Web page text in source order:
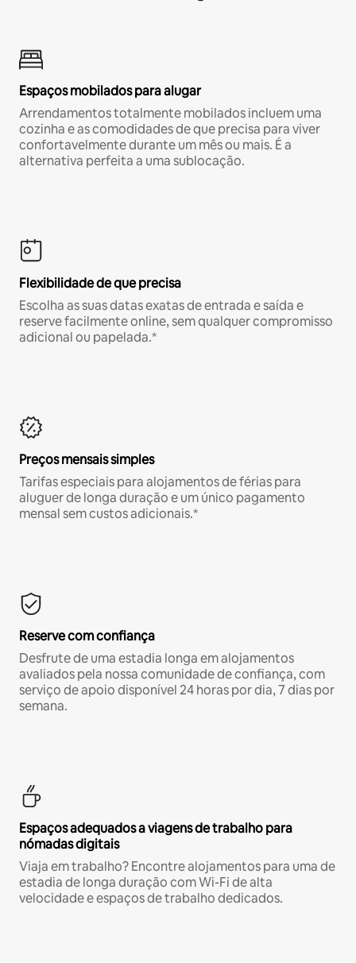
Espaços mobilados para alugar
Arrendamentos totalmente mobilados incluem uma
cozinha e as comodidades de que precisa para viver
confortavelmente durante um mês ou mais. É a
alternativa perfeita a uma sublocação.
Flexibilidade de que precisa
Escolha as suas datas exatas de entrada e saída e
reserve facilmente online, sem qualquer compromisso
adicional ou papelada.*
Preços mensais simples
Tarifas especiais para alojamentos de férias para
aluguer de longa duração e um único pagamento
mensal sem custos adicionais.*
Reserve com confiança
Desfrute de uma estadia longa em alojamentos
avaliados pela nossa comunidade de confiança, com
serviço de apoio disponível 24 horas por dia, 7 dias por
semana.
Espaços adequados a viagens de trabalho para
nómadas digitais
Viaja em trabalho? Encontre alojamentos para uma de
estadia de longa duração com Wi-Fi de alta
velocidade e espaços de trabalho dedicados.